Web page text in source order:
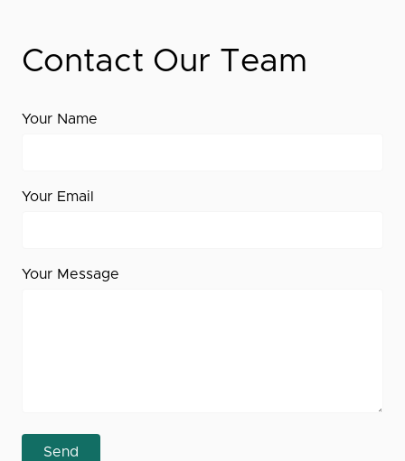
Contact Our Team
Your Name
Your Email
Your Message
Send